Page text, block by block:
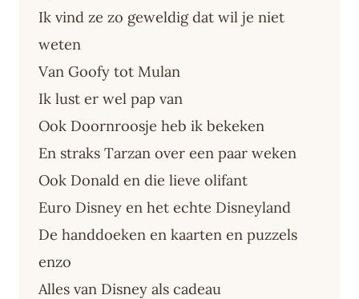
Ik vind ze zo geweldig dat wil je niet
weten
Van Goofy tot Mulan
Ik lust er wel pap van
Ook Doornroosje heb ik bekeken
En straks Tarzan over een paar weken
Ook Donald en die lieve olifant
Euro Disney en het echte Disneyland
De handdoeken en kaarten en puzzels
enzo
Alles van Disney als cadeau